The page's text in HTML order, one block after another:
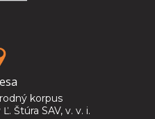
korpus
Štúra SAV, v. v. i.